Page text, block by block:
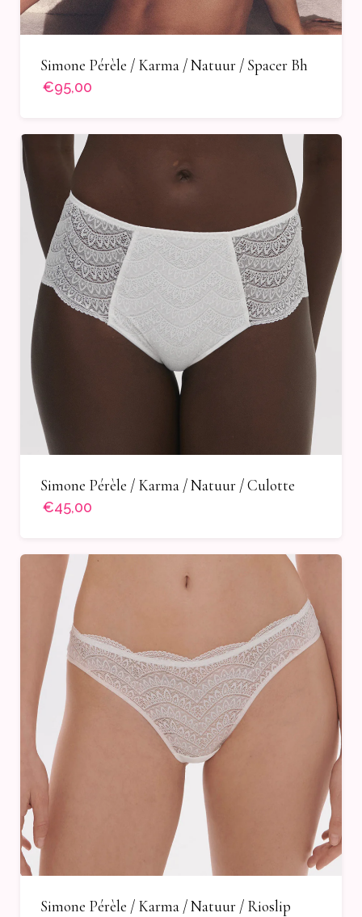
Simone Pérèle / Karma / Natuur / Spacer Bh
€95,00
Simone Pérèle / Karma / Natuur / Culotte
€45,00
Simone Pérèle / Karma / Natuur / Rioslip